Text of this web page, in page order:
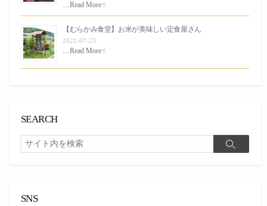
…Read More☝︎
【むらかみ食堂】お米が美味しい定食屋さん
2021-07-23
…Read More☝︎
SEARCH
検
索
検
SNS